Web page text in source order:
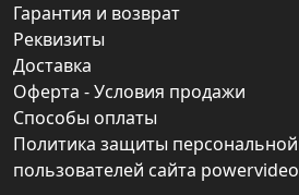
Гарантия и возврат
Реквизиты
Доставка
Оферта - Условия продажи
Способы оплаты
Политика защиты
пользователей сайта